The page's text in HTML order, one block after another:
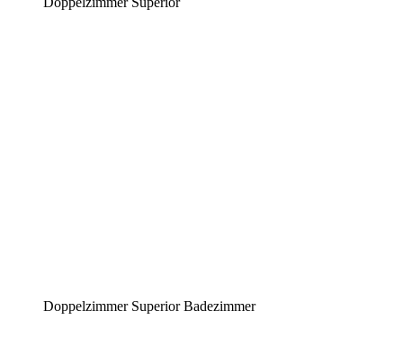
Doppelzimmer Superior Badezimmer